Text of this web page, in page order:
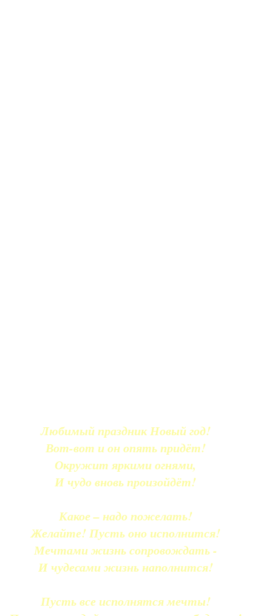
Любимый праздник Новый год!
Вот-вот и он опять придёт!
Окружит яркими огнями,
И чудо вновь произойдёт!
Какое – надо пожелать!
Желайте! Пусть оно исполнится!
Мечтами жизнь сопровождать -
И чудесами жизнь наполнится!
Пусть все исполнятся мечты!